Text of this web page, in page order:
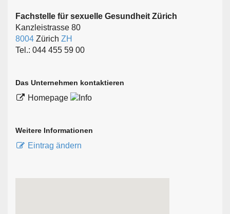
Fachstelle für sexuelle Gesundheit Zürich
Kanzleistrasse 80
8004 Zürich ZH
Tel.: 044 455 59 00
Das Unternehmen kontaktieren
Homepage
Weitere Informationen
Eintrag ändern